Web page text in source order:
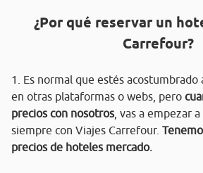
¿Por qué reservar un
Carrefour?
1. Es normal que estés
en otras plataformas o webs, pero
precios con nosotros, vas a empezar
siempre con Viajes Carrefour.
precios de hoteles mercado.